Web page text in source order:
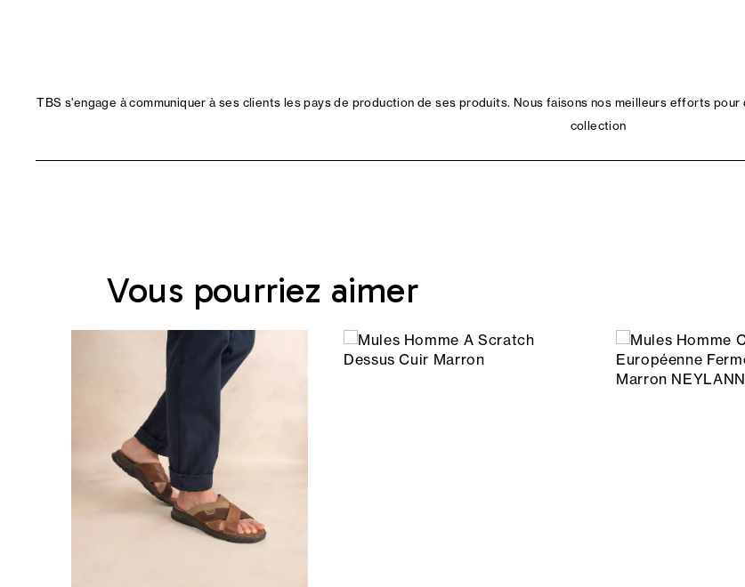
TBS s'engage à communiquer à ses clients les pays de production de ses produits. Nous faisons nos meilleurs efforts
collection
Vous pourriez aimer